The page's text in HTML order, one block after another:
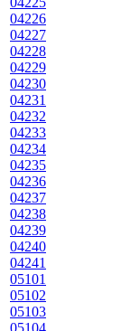
04226
04227
04228
04229
04230
04231
04232
04233
04234
04235
04236
04237
04238
04239
04240
04241
05101
05102
05103
05104